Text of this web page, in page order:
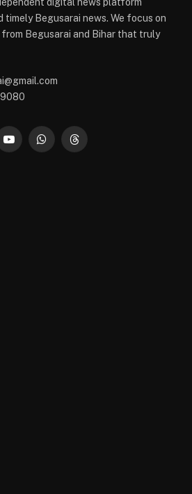
Begusarai news. We focus on
Begusarai and Bihar that truly
YouTubeWhatsAppThreads